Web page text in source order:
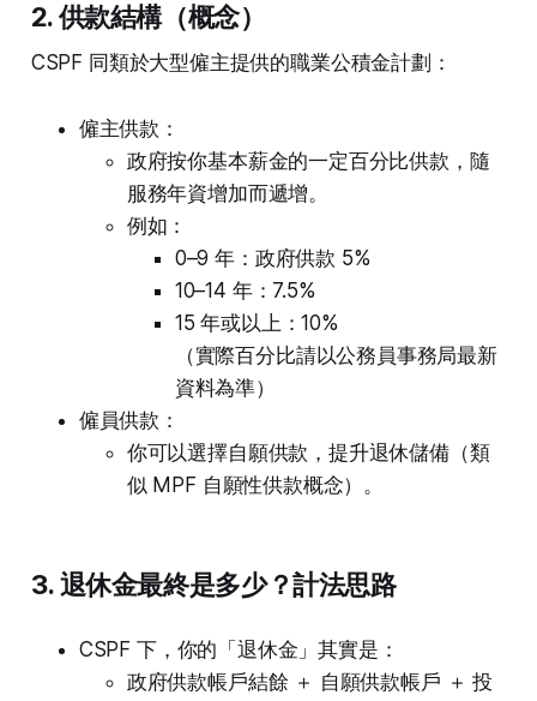
2. 供款結構（概念）
CSPF 同類於大型僱主提供的職業公積金計劃：
僱主供款：
政府按你基本薪金的一定百分比供款，隨
服務年資增加而遞增。
例如：
0–9 年：政府供款 5%
10–14 年：7.5%
15 年或以上：10%
（實際百分比請以公務員事務局最新
資料為準）
僱員供款：
你可以選擇自願供款，提升退休儲備（類
似 MPF 自願性供款概念）。
3. 退休金最終是多少？計法思路
CSPF 下，你的「退休金」其實是：
政府供款帳戶結餘 ＋ 自願供款帳戶 ＋ 投